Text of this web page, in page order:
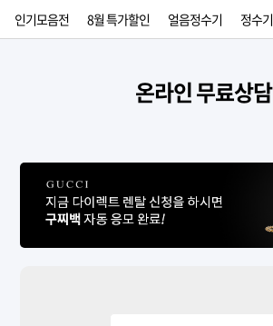
인기모음전 8월 특가할인 얼음정수기 정수기
온라인 무료상담